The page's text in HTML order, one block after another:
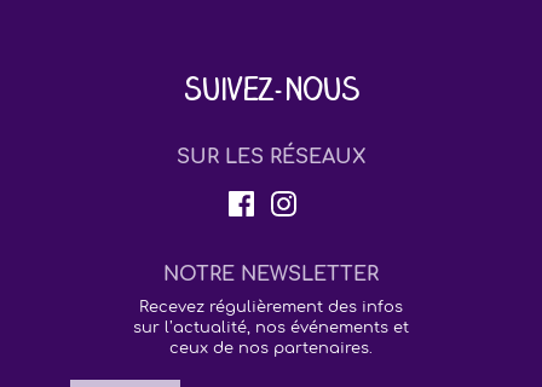
Suivez-nous
SUR LES RÉSEAUX
NOTRE NEWSLETTER
Recevez régulièrement des infos
sur l’actualité, nos événements et
ceux de nos partenaires.